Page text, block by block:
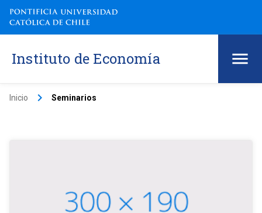
Instituto de Economía
Inicio keyboard_arrow_right Seminarios